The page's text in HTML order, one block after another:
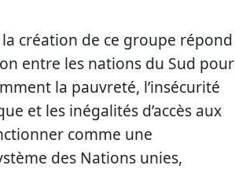
création de ce groupe répond
entre les nations du Sud pour
la pauvreté, l’insécurité
et les inégalités d’accès aux
comme une
des Nations unies,